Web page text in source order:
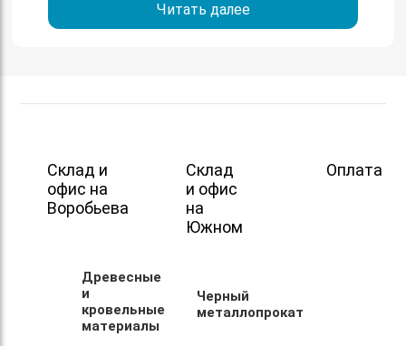
Читать далее
Склад и
офис на
Воробьева
Древесные
и
кровельные
материалы
Склад
и офис
на
Южном
Черный
металлопрокат
Оплата